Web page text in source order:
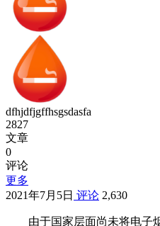
dfhjdfjgffhsgsdasfa
2827
文章
0
评论
更多
2021年7月5日 评论 2,630
由于国家层面尚未将电子